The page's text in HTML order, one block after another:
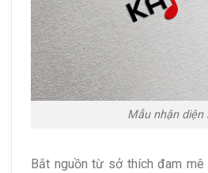
Mẫu nhận diện
Bắt nguồn từ sở thích đam mê